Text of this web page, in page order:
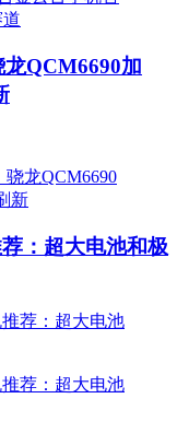
QCM6690加
：超大电池和极